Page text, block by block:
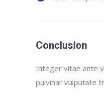
Conclusion
Integer vitae ante
pulvinar vulputate